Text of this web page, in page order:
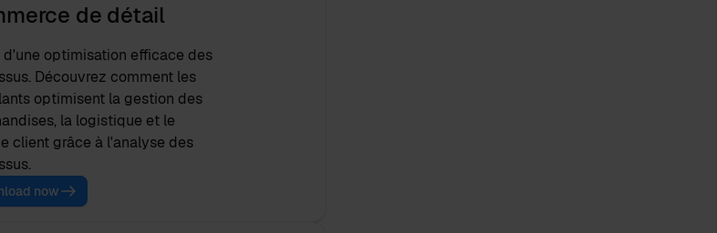
de détail
d'une optimisation efficace des
Découvrez comment les
optimisent la gestion des
la logistique et le
client grâce à l'analyse des
now